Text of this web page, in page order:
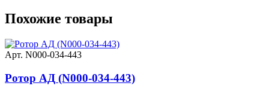
Похожие товары
Арт. N000-034-443
Ротор АД (N000-034-443)